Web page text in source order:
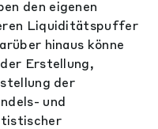
den eigenen
Liquiditätspuffer
hinaus könne
Erstellung,
der
und